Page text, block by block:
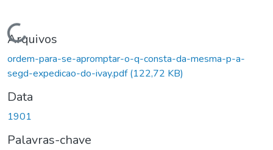
Carregando...
Arquivos
ordem-para-se-apromptar-o-q-consta-da-mesma-p-a-
segd-expedicao-do-ivay.pdf(122,72 KB)
Data
1901
Palavras-chave